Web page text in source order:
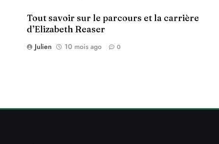
Tout savoir sur le parcours et la carrière
d’Elizabeth Reaser
Julien 10 mois ago 0